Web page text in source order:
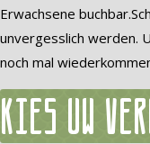
Erwachsene
unvergesslich werden.
noch mal
Kies uw